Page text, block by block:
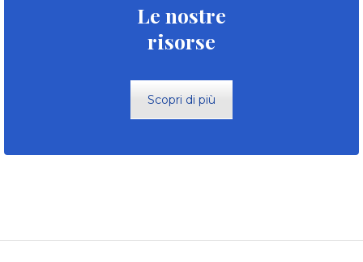
Le nostre
risorse
Scopri di più